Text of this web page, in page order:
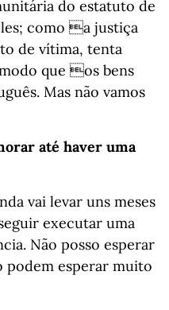
do estatuto de
como a justiça
de vítima, tenta
que os bens
Mas não vamos
até haver uma
vai levar uns meses
executar uma
Não posso esperar
podem esperar muito